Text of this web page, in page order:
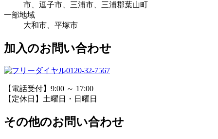
市、逗子市、三浦市、三浦郡葉山町
一部地域
大和市、平塚市
加入のお問い合わせ
0120-32-7567
【電話受付】9:00 ～ 17:00
【定休日】土曜日・日曜日
その他のお問い合わせ